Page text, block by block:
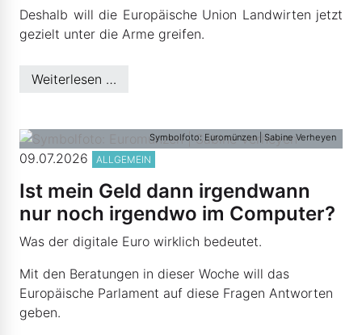
Deshalb will die Europäische Union Landwirten jetzt
gezielt unter die Arme greifen.
Weiterlesen …
Symbolfoto: Euromünzen | Sabine Verheyen
09.07.2026 ALLGEMEIN
Ist mein Geld dann irgendwann
nur noch irgendwo im Computer?
Was der digitale Euro wirklich bedeutet.
Mit den Beratungen in dieser Woche will das
Europäische Parlament auf diese Fragen Antworten
geben.